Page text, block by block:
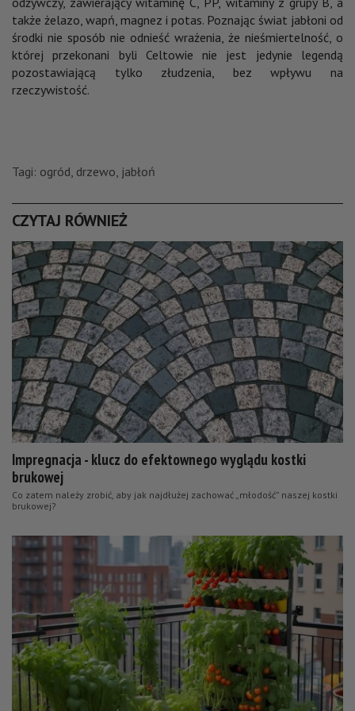
także żelazo, wapń, magnez i potas. Poznając świat jabłoni od
środki nie sposób nie odnieść wrażenia, że nieśmiertelność, o
której przekonani byli Celtowie nie jest jedynie legendą
pozostawiającą tylko złudzenia, bez wpływu na
rzeczywistość.
Tagi: ogród, drzewo, jabłoń
CZYTAJ RÓWNIEŻ
Impregnacja - klucz do efektownego wyglądu kostki
brukowej
Co zatem należy zrobić, aby jak najdłużej zachować „młodość” naszej kostki
brukowej?